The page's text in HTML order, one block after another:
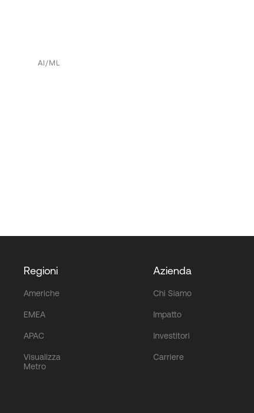
AI/ML
Regioni
Americhe
EMEA
APAC
Visualizza
Metro
Azienda
Chi Siamo
Impatto
Investitori
Carriere